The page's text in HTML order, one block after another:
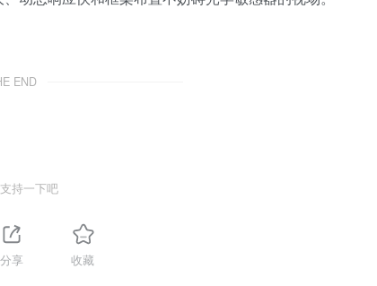
END
持一下吧
分享 收藏